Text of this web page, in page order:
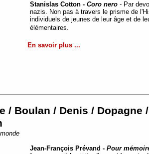
Stanislas Cotton - Coro nero - Par
nazis. Non pas à travers le prisme de
individuels de jeunes de leur âge et de
élémentaires.
En savoir plus ...
/ Boulan / Denis /
Jean-François Prévand - Pour